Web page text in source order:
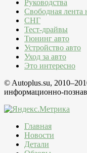
Руководства
Свободная лента
СНГ
Тест-драйвы
Тюнинг авто
Устройство авто
Уход за авто
Это интересно
© Autoplus.su,
информационно-
Главная
Новости
Детали